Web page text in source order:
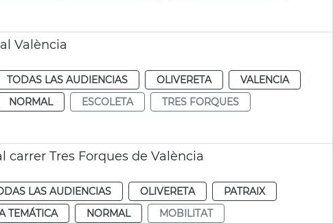
València
TODAS LAS AUDIENCIAS OLIVERETA
VALENCIA
NORMAL ESCOLETA
TRES FORQUES
Tres Forques de València
LAS AUDIENCIAS OLIVERETA
PATRAIX
TEMÁTICA NORMAL
MOBILITAT